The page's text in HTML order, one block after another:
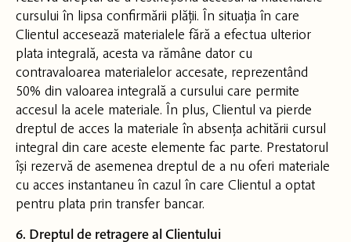
cursului în lipsa confirmării plății. În situația în care
Clientul accesează materialele fără a efectua ulterior
plata integrală, acesta va rămâne dator cu
contravaloarea materialelor accesate, reprezentând
50% din valoarea integrală a cursului care permite
accesul la acele materiale. În plus, Clientul va pierde
dreptul de acces la materiale în absența achitării cursul
integral din care aceste elemente fac parte. Prestatorul
își rezervă de asemenea dreptul de a nu oferi materiale
cu acces instantaneu în cazul în care Clientul a optat
pentru plata prin transfer bancar.
6. Dreptul de retragere al Clientului